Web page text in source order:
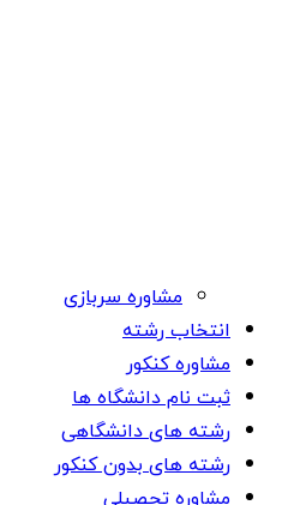
مشاوره سربازی
انتخاب رشته
مشاوره کنکور
ثبت نام دانشگاه ها
رشته های دانشگاهی
رشته های بدون کنکور
مشاوره تحصیلی